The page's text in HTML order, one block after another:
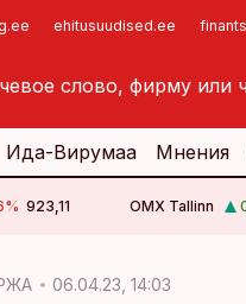
ehitusuudised.ee
Ида-Вирумаа Мнения
% 923,11 OMX Tallinn
06.04.23, 14:03